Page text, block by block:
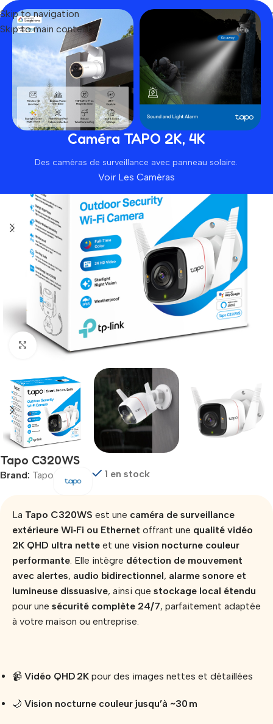
Skip to navigation
Skip to main content
Caméra TAPO 2K, 4K
Des caméras de surveillance avec panneau solaire.
Voir Les Caméras
Home Produit Tapo C320WS
Click to enlarge
Tapo C320WS
Brand: Tapo 1 en stock
La Tapo C320WS est une caméra de surveillance
extérieure Wi‑Fi ou Ethernet offrant une qualité vidéo
2K QHD ultra nette et une vision nocturne couleur
performante. Elle intègre détection de mouvement
avec alertes, audio bidirectionnel, alarme sonore et
lumineuse dissuasive, ainsi que stockage local étendu
pour une sécurité complète 24/7, parfaitement adaptée
à votre maison ou entreprise.
📹 Vidéo QHD 2K pour des images nettes et détaillées
🌙 Vision nocturne couleur jusqu’à ~30 m